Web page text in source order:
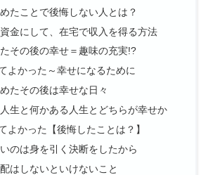
たことで後悔しない人とは？
金にして、在宅で収入を得る方法
その後の幸せ＝趣味の充実!?
よかった～幸せになるために
たその後は幸せな日々
生と何かある人生とどちらが幸せか
よかった【後悔したことは？】
のは身を引く決断をしたから
はしないといけないこと